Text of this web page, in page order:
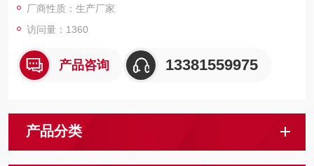
厂商性质：生产厂家
访问量：1360
产品咨询 13381559975
产品分类